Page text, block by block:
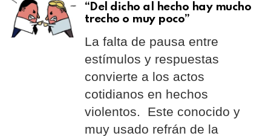
“Del dicho al hecho hay mucho
trecho o muy poco”
La falta de pausa entre
estímulos y respuestas
convierte a los actos
cotidianos en hechos
violentos. Este conocido y
muy usado refrán de la